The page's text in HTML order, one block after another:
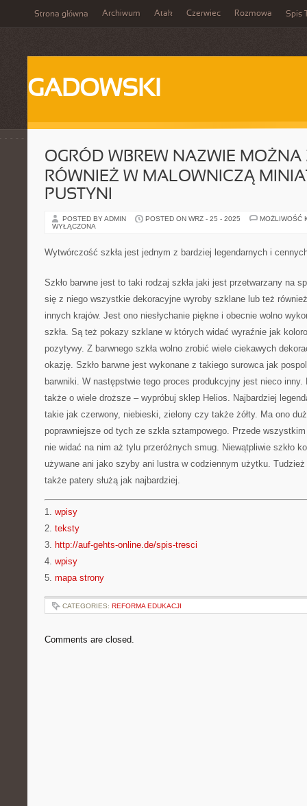
Strona główna Archiwum Atak Czerwiec Rozmowa Spis
GADOWSKI
OGRÓD WBREW NAZWIE
RÓWNIEŻ W MALOWNICZĄ
PUSTYNI
POSTED BY ADMIN POSTED ON WRZ - 25 - 2025
MOŻLIWOŚĆ
WYŁĄCZONA
Wytwórczość szkła jest jednym z bardziej legendarnych i
Szkło barwne jest to taki rodzaj szkła jaki jest przetwarzany na
się z niego wszystkie dekoracyjne wyroby szklane lub też
innych krajów. Jest ono niesłychanie piękne i obecnie wolno
szkła. Są też pokazy szklane w których widać wyraźnie jak
pozytywy. Z barwnego szkła wolno zrobić wiele ciekawych
okazję. Szkło barwne jest wykonane z takiego surowca jak
barwniki. W następstwie tego proces produkcyjny jest nieco
także o wiele droższe – wypróbuj sklep Helios. Najbardziej
takie jak czerwony, niebieski, zielony czy także żółty. Ma ono
poprawniejsze od tych ze szkła sztampowego. Przede
nie widać na nim aż tylu przeróżnych smug. Niewątpliwie szkło
używane ani jako szyby ani lustra w codziennym użytku.
także patery służą jak najbardziej.
1. wpisy
2. teksty
3. http://auf-gehts-online.de/spis-tresci
4. wpisy
5. mapa strony
CATEGORIES: REFORMA EDUKACJI
Comments are closed.